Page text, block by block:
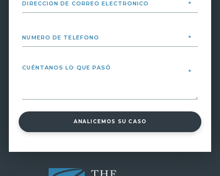
ANALICEMOS SU CASO